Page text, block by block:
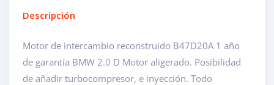
Descripción
Motor de intercambio reconstruido B47D20A 1 año
de garantía BMW 2.0 D Motor aligerado. Posibilidad
de añadir turbocompresor, e inyección. Todo